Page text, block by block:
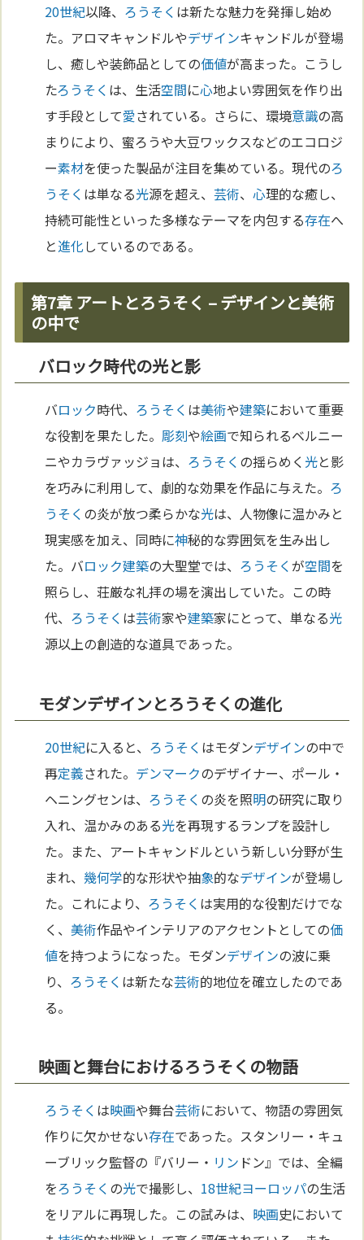
20世紀以降、 ろうそく は新たな魅力を発揮し始め
た。アロマキャンドルやデザインキャンドルが登場
し、癒しや装飾品としての価値が高まった。こうし
たろうそく は、生活空間に心地よい雰囲気を作り出
す手段として愛されている。さらに、環境意識の高
まりにより、蜜ろうや大豆ワックスなどのエコロジ
ー素材を使った製品が注目を集めている。現代のろ
うそく は単なる光源を超え、芸術、心理的な癒し、
持続可能性といった多様なテーマを内包する存在へ
と進化しているのである。
第7章 アートとろうそく – デザインと美術
の中で
バロック時代の光と影
バロック時代、 ろうそく は美術や建築において重要
な役割を果たした。 彫刻や絵画で知られるベルニー
ニやカラヴァッジョは、 ろうそく の揺らめく 光と影
を巧みに利用して、劇的な効果を作品に与えた。 ろ
うそく の炎が放つ柔らかな光は、人物像に温かみと
現実感を加え、同時に神秘的な雰囲気を生み出し
た。バロック建築の大聖堂では、 ろうそくが空間を
照らし、荘厳な礼拝の場を演出していた。この時
代、 ろうそく は芸術家や建築家にとって、単なる光
源以上の創造的な道具であった。
モダンデザインとろうそくの進化
20世紀に入ると、 ろうそく はモダンデザインの中で
再定義された。 デンマークのデザイナー、ポール・
ヘニングセンは、 ろうそく の炎を照明の研究に取り
入れ、温かみのある光を再現するランプを設計し
た。また、アートキャンドルという新しい分野が生
まれ、幾何学的な形状や抽象的なデザインが登場し
た。これにより、 ろうそく は実用的な役割だけでな
く、美術作品やインテリアのアクセントとしての価
値を持つようになった。モダンデザインの波に乗
り、 ろうそく は新たな芸術的地位を確立したのであ
る。
映画と舞台におけるろうそくの物語
ろうそく は映画や舞台芸術において、物語の雰囲気
作りに欠かせない存在であった。スタンリー・キュ
ーブリック監督の『バリー・ リン ドン』では、全編
をろうそく の光で撮影し、 18世紀ヨーロッパの生活
をリアルに再現した。この試みは、 映画史において